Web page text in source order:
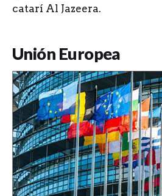
catarí Al Jazeera.
Unión Europea